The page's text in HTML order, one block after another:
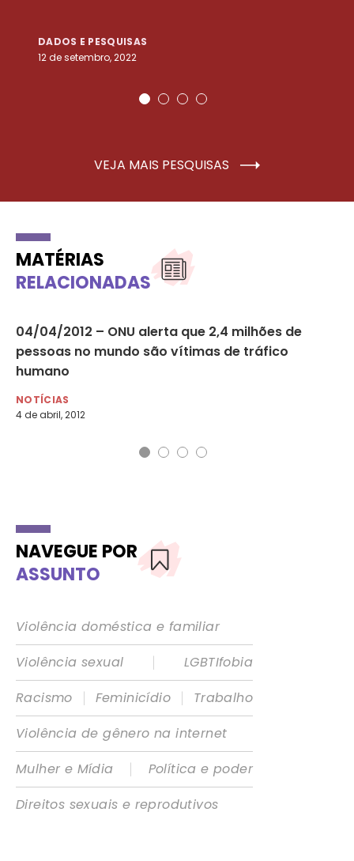
DADOS E PESQUISAS
12 de setembro, 2022
VEJA MAIS PESQUISAS
MATÉRIAS
RELACIONADAS
04/04/2012 – ONU alerta que 2,4 milhões de
pessoas no mundo são vítimas de tráfico
humano
NOTÍCIAS
4 de abril, 2012
NAVEGUE POR
ASSUNTO
Violência doméstica e familiar
Violência sexual
|
LGBTIfobia
Racismo
| Feminicídio |
Trabalho
Violência de gênero na internet
Mulher e Mídia
|
Política e poder
Direitos sexuais e reprodutivos